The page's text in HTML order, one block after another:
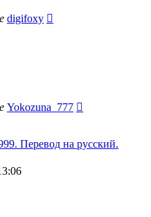
digifoxy
Yokozuna_777
Перевод на русский.